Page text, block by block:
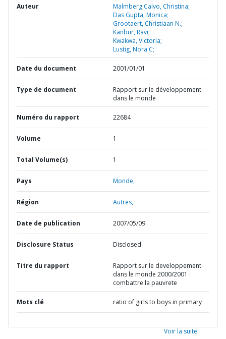
Auteur
Malmberg Calvo, Christina;
Das Gupta, Monica;
Grootaert, Christiaan N.;
Kanbur, Ravi;
Kwakwa, Victoria;
Lustig, Nora C;
Date du document 2001/01/01
Type de document
Rapport sur le développement
dans le monde
Numéro du rapport 22684
Volume 1
Total Volume(s) 1
Pays Monde,
Région Autres,
Date de publication 2007/05/09
Disclosure Status Disclosed
Titre du rapport
Rapport sur le developpement
dans le monde 2000/2001 :
combattre la pauvrete
Mots clé ratio of girls to boys in primary
Voir la suite